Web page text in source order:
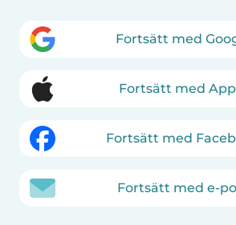
Fortsätt med
Fortsätt med
Fortsätt med
Fortsätt med e-